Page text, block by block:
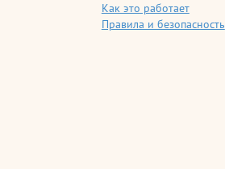
Как это работает
Правила и безопасность